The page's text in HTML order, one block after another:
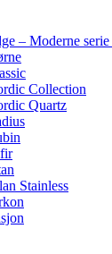
– Moderne
Collection
Quartz
Stainless